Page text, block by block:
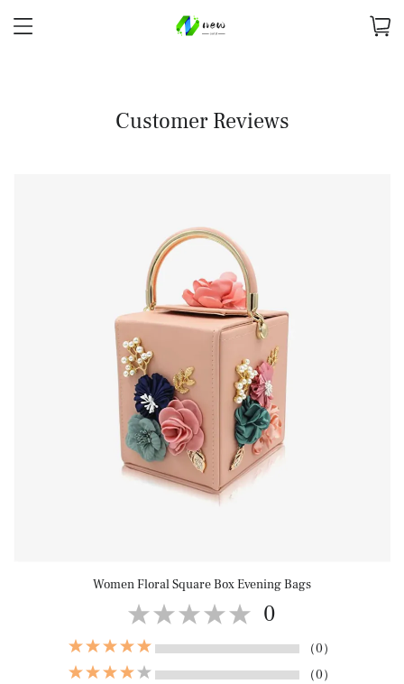
Customer Reviews
Women Floral Square Box Evening Bags
0
（0）
（0）